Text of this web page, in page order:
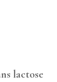
lactose